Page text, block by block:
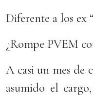
Diferente a los ex
¿Rompe PVEM
A casi un mes de
asumido el